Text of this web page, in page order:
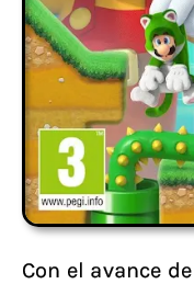
Con el avance